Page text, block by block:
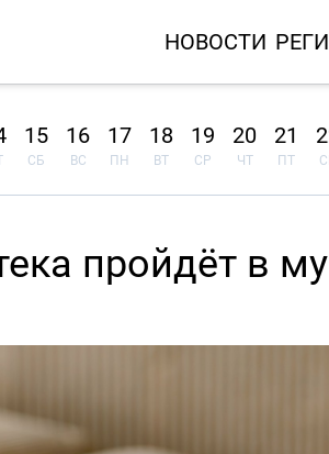
НОВОСТИ
15
СБ
16
ВС
17
ПН
18
ВТ
19
СР
20
ЧТ
21
ПТ
пройдёт в